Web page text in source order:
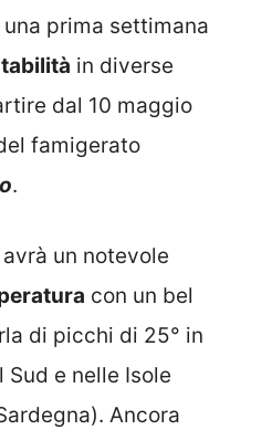
prima settimana
in diverse
dal 10 maggio
famigerato
.
un notevole
con un bel
di picchi di 25° in
e nelle Isole
Ancora